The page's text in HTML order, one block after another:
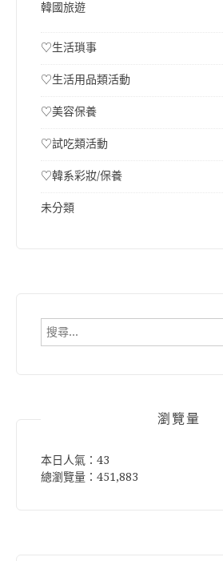
韓國旅遊
♡生活瑣事
♡生活用品類活動
♡美容保養
♡試吃類活動
♡韓系彩妝/保養
未分類
搜
尋
瀏覽量
本日人氣：43
總瀏覽量：451,883